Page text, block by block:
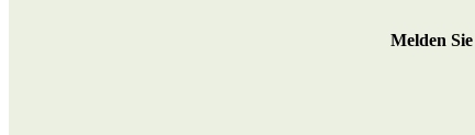
Melden